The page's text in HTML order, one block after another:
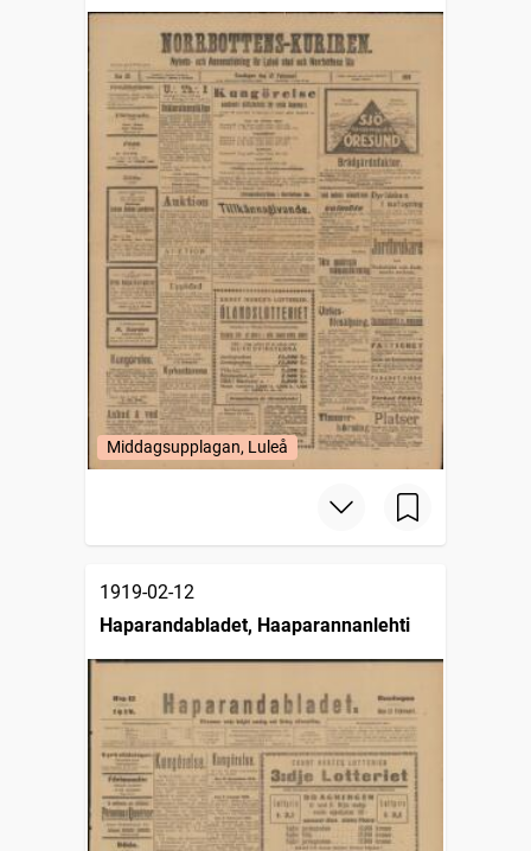
Middagsupplagan, Luleå
1919-02-12
Haparandabladet, Haaparannanlehti